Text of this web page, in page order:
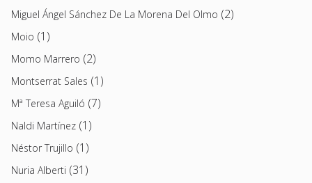
Miguel Ángel Sánchez De La Morena Del Olmo (2)
Moio (1)
Momo Marrero (2)
Montserrat Sales (1)
Mª Teresa Aguiló (7)
Naldi Martínez (1)
Néstor Trujillo (1)
Nuria Alberti (31)